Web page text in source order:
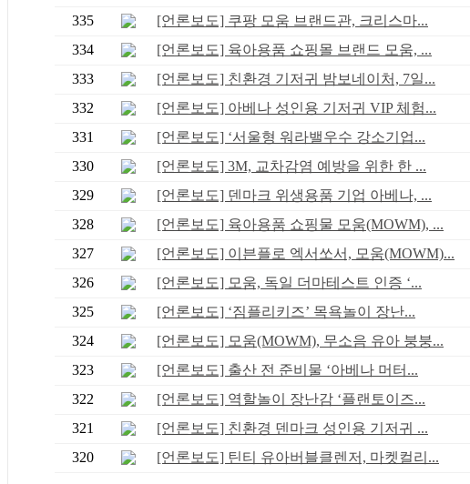
335
[언론보도] 쿠팡 모움 브랜드관, 크리스마...
334
[언론보도] 육아용품 쇼핑몰 브랜드 모움, ...
333
[언론보도] 친환경 기저귀 밤보네이처, 7일...
332
[언론보도] 아베나 성인용 기저귀 VIP 체험...
331
[언론보도] ‘서울형 워라밸우수 강소기업...
330
[언론보도] 3M, 교차감염 예방을 위한 한 ...
329
[언론보도] 덴마크 위생용품 기업 아베나, ...
328
[언론보도] 육아용품 쇼핑물 모움(MOWM), ...
327
[언론보도] 이븐플로 엑서쏘서, 모움(MOWM)...
326
[언론보도] 모움, 독일 더마테스트 인증 ‘...
325
[언론보도] ‘짐플리키즈’ 목욕놀이 장난...
324
[언론보도] 모움(MOWM), 무소음 유아 붕붕...
323
[언론보도] 출산 전 준비물 ‘아베나 머터...
322
[언론보도] 역할놀이 장난감 ‘플랜토이즈...
321
[언론보도] 친환경 덴마크 성인용 기저귀 ...
320
[언론보도] 틴티 유아버블클렌저, 마켓컬리...